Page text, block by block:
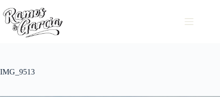
IMG_9513